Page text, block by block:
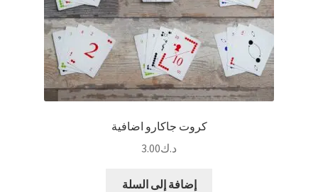
المنتج
كروت جاكارو اضافية
د.ك3.00
إضافة إلى السلة